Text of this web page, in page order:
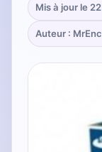
Mis à jour le
Auteur :